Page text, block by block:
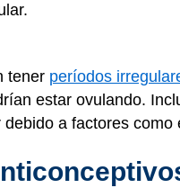
tener períodos
estar ovulando.
a factores como